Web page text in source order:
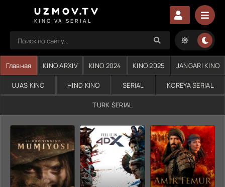
UZMOV.TV
KINO VA SERIAL
Главная KINO ARXIV KINO 2024 KINO 2025 JANGARI KINO
UJAS KINO HIND KINO SERIAL KOREYA SERIAL
TURK SERIAL